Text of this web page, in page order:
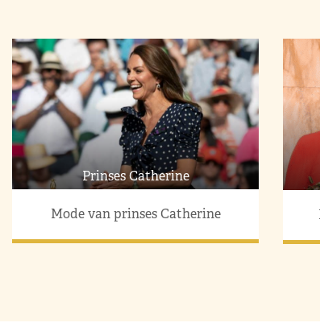
Prinses Catherine
Mode van prinses Catherine